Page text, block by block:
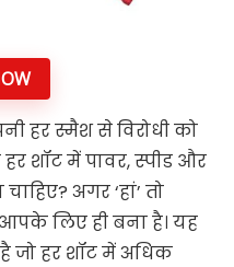
हर स्मैश से विरोधी को
शॉट में पावर, स्पीड और
अगर ‘हां’ तो
लिए ही बना है। यह
जो हर शॉट में अधिक